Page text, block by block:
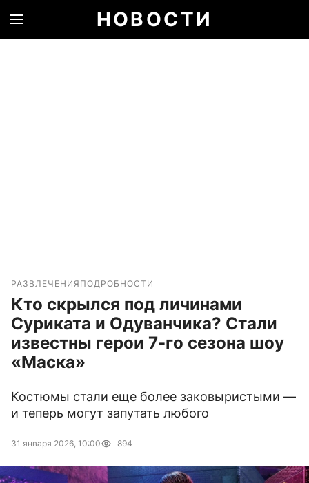
НОВОСТИ
РАЗВЛЕЧЕНИЯ ПОДРОБНОСТИ
Кто скрылся под личинами
Суриката и Одуванчика? Стали
известны герои 7-го сезона шоу
«Маска»
Костюмы стали еще более заковыристыми —
и теперь могут запутать любого
31 января 2026, 10:00 894